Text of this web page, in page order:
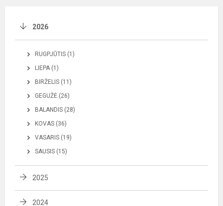
2026
RUGPJŪTIS (1)
LIEPA (1)
BIRŽELIS (11)
GEGUŽĖ (26)
BALANDIS (28)
KOVAS (36)
VASARIS (19)
SAUSIS (15)
2025
2024